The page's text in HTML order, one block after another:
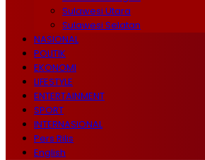
Sulawesi Utara
Sulawesi Selatan
NASIONAL
POLITIK
EKONOMI
LIFESTYLE
ENTERTAINMENT
SPORT
INTERNASIONAL
Pers Rilis
English